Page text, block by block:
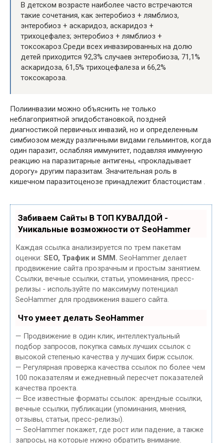
В детском возрасте наиболее часто встречаются
такие сочетания, как энтеробиоз + лямблиоз,
энтеробиоз + аскаридоз, аскаридоз +
трихоцефалез; энтеробиоз + лямблиоз +
токсокароз.Среди всех инвазированных на долю
детей приходится 92,3% случаев энтеробиоза, 71,1%
аскаридоза, 61,5% трихоцефалеза и 66,2%
токсокароза.
Полиинвазии можно объяснить не только
неблагоприятной эпидобстановкой, поздней
диагностикой первичных инвазий, но и определенным
симбиозом между различными видами гельминтов, когда
один паразит, ослабляя иммунитет, подавляя иммунную
реакцию на паразитарные антигены, «прокладывает
дорогу» другим паразитам. Значительная роль в
кишечном паразитоценозе принадлежит бластоцистам .
Забиваем Сайты В ТОП КУВАЛДОЙ -
Уникальные возможности от SeoHammer
Каждая ссылка анализируется по трем пакетам
оценки: SEO, Трафик и SMM. SeoHammer делает
продвижение сайта прозрачным и простым занятием.
Ссылки, вечные ссылки, статьи, упоминания, пресс-
релизы - используйте по максимуму потенциал
SeoHammer для продвижения вашего сайта.
Что умеет делать SeoHammer
— Продвижение в один клик, интеллектуальный
подбор запросов, покупка самых лучших ссылок с
высокой степенью качества у лучших бирж ссылок.
— Регулярная проверка качества ссылок по более чем
100 показателям и ежедневный пересчет показателей
качества проекта.
— Все известные форматы ссылок: арендные ссылки,
вечные ссылки, публикации (упоминания, мнения,
отзывы, статьи, пресс-релизы).
— SeoHammer покажет, где рост или падение, а также
запросы, на которые нужно обратить внимание.